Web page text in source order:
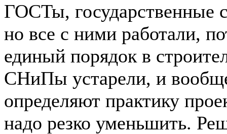
ГОСТы, государственные
но все с ними работали,
единый порядок в
СНиПы устарели, и
определяют практику
надо резко уменьшить.